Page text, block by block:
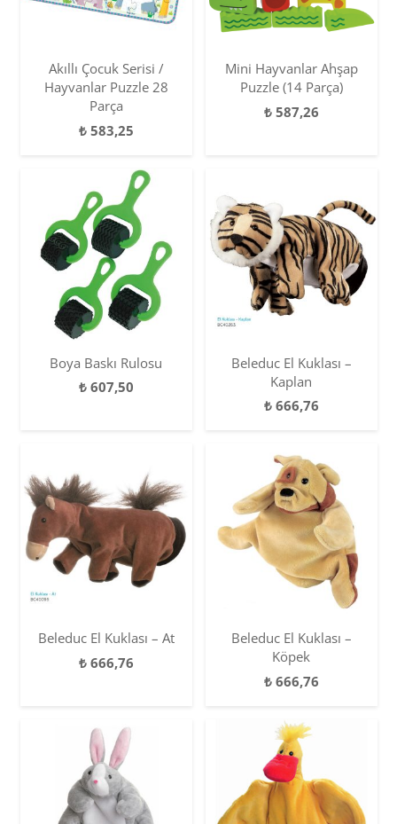
Akıllı Çocuk Serisi /
Hayvanlar Puzzle 28
Parça
₺583,25
Mini Hayvanlar Ahşap
Puzzle (14 Parça)
₺587,26
Boya Baskı Rulosu
₺607,50
Beleduc El Kuklası –
Kaplan
₺666,76
Beleduc El Kuklası – At
₺666,76
Beleduc El Kuklası –
Köpek
₺666,76